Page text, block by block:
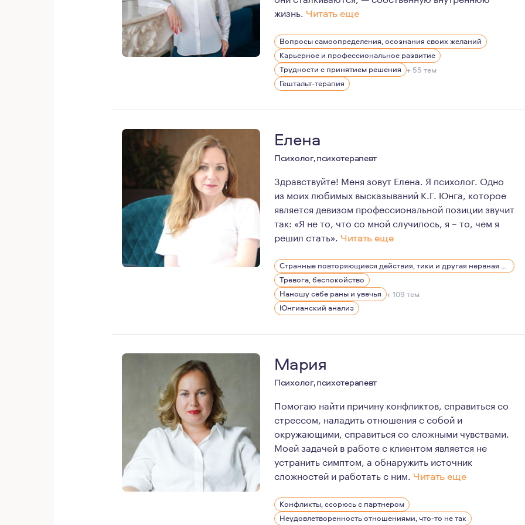
жизнь. Читать еще
Для меня профессиональная ответственность не
Уже 11 лет я нахожусь в личной терапии, регулярно
Для меня это не формальность, а обязательная
Вопросы самоопределения, осознания своих желаний
Карьерное и профессиональное развитие
Трудности с принятием решения + 55 тем
Гештальт-терапия
Елена
Психолог, психотерапевт
Здравствуйте! Меня зовут Елена. Я психолог. Одно
из моих любимых высказываний К.Г. Юнга, которое
является девизом профессиональной позиции звучит
так: «Я не то, что со мной случилось, я – то, чем я
решил стать». Читать еще
Сферой моих профессиональных интересов и целью
Так же в сферу моей деятельности входят:
Считаю, что в работе важно найти свой метод, свой
Основные слова, которые могут меня
Год рождения — 1982.
Странные повторяющиеся действия, тики и другая нервная симптоматика
Тревога, беспокойство
Наношу себе раны и увечья + 109 тем
Юнгианский анализ
Мария
Психолог, психотерапевт
Помогаю найти причину конфликтов, справиться со
стрессом, наладить отношения с собой и
окружающими, справиться со сложными чувствами.
Моей задачей в работе с клиентом является не
устранить симптом, а обнаружить источник
сложностей и работать с ним. Читать еще
Профессия психолог мой осознанный выбор. Много
В настоящее время я продолжаю проходить личную
Конфликты, ссорюсь с партнером
Неудовлетворенность отношениями, что-то не так